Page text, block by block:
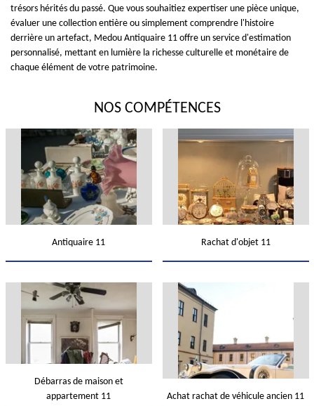
trésors hérités du passé. Que vous souhaitiez expertiser une pièce unique,
évaluer une collection entière ou simplement comprendre l'histoire
derrière un artefact, Medou Antiquaire 11 offre un service d'estimation
personnalisé, mettant en lumière la richesse culturelle et monétaire de
chaque élément de votre patrimoine.
NOS COMPÉTENCES
Antiquaire 11 Rachat d'objet 11
Débarras de maison et
appartement 11
Achat rachat de véhicule ancien 11